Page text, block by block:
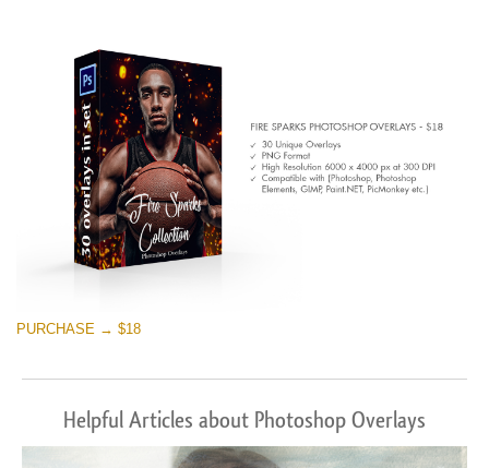
PURCHASE → $18
Helpful Articles about Photoshop Overlays